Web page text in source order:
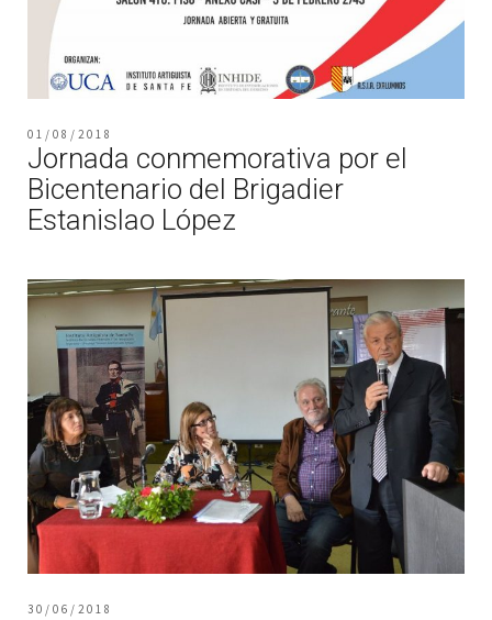
01/08/2018
Jornada conmemorativa por el
Bicentenario del Brigadier
Estanislao López
30/06/2018